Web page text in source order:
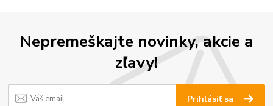
Nepremeškajte novinky, akcie a
zľavy!
Prihlásiť sa